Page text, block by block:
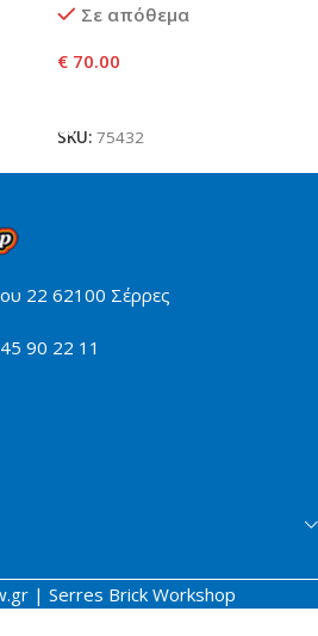
Σε απόθεμα
€ 70.00
SKU: 75432
22 62100 Σέρρες
90 22 11
| Serres Brick Workshop